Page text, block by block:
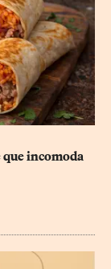
incomoda